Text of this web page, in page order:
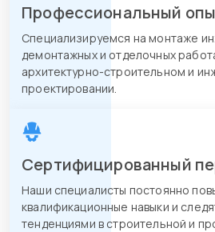
Профессиональный
Специализируемся на монтаже
демонтажных и отделочных
архитектурно-строительном и
проектировании.
Сертифицированный
Наши специалисты постоянно
квалификационные навыки и
тенденциями в строительной и